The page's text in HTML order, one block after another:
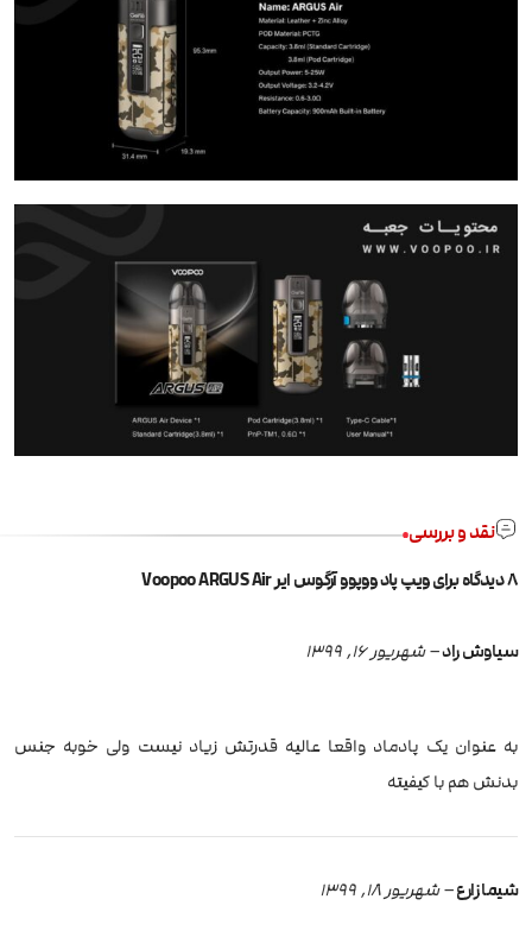
نقد و بررسی
8 دیدگاه برای ویپ پاد ووپوو آرگوس ایر Voopoo ARGUS Air
سیاوش راد– شهریور 16, 1399
به عنوان یک پادماد واقعا عالیه قدرتش زیاد نیست ولی خوبه جنس
بدنش هم با کیفیته
شیما زارع– شهریور 18, 1399